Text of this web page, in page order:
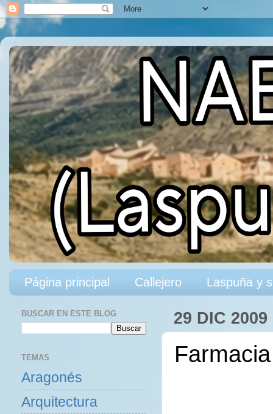
Página principal Callejero Laspuña y
29 DIC 2009
BUSCAR EN ESTE BLOG
TEMAS
Aragonés
Arquitectura